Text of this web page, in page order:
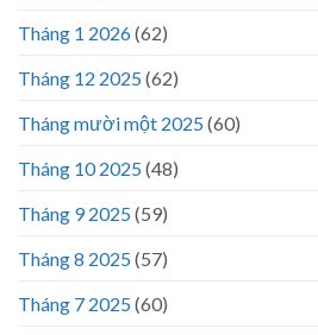
Tháng 1 2026(62)
Tháng 12 2025(62)
Tháng mười một 2025(60)
Tháng 10 2025(48)
Tháng 9 2025(59)
Tháng 8 2025(57)
Tháng 7 2025(60)